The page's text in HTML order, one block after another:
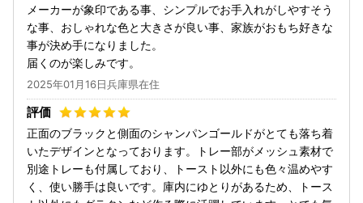
メーカーが象印である事、シンプルでお手入れがしやすそう
な事、おしゃれな色と大きさが良い事、家族がおもち好きな
事が決め手になりました。
届くのが楽しみです。
2025年01月16日兵庫県在住
正面のブラックと側面のシャンパンゴールドがとても落ち着
いたデザインとなっております。トレー部がメッシュ素材で
別途トレーも付属しており、トースト以外にも色々温めやす
く、使い勝手は良いです。庫内にゆとりがあるため、トース